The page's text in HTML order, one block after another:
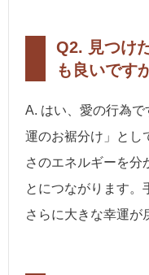
Q2. 見つけ
も良いです
A. はい、愛の行為
運のお裾分け」とし
さのエネルギーを分
とにつながります。
さらに大きな幸運が